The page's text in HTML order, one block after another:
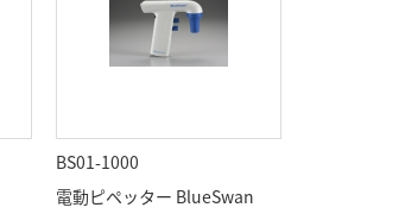
BS01-1000
電動ピペッター BlueSwan